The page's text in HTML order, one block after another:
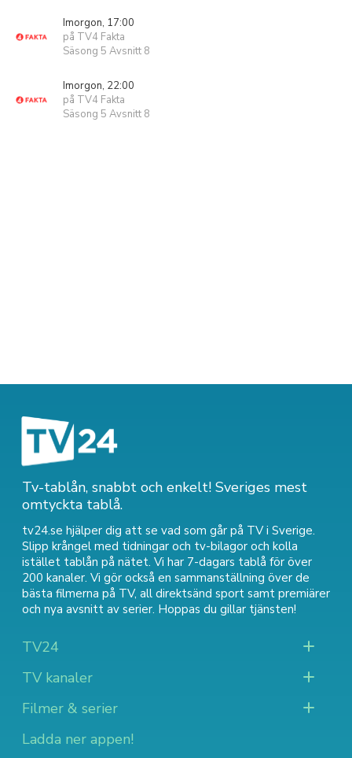
Imorgon, 17:00
på TV4 Fakta
Säsong 5 Avsnitt 8
Imorgon, 22:00
på TV4 Fakta
Säsong 5 Avsnitt 8
Tv-tablån, snabbt och enkelt! Sveriges mest
omtyckta tablå.
tv24.se hjälper dig att se vad som går på TV i Sverige.
Slipp krångel med tidningar och tv-bilagor och kolla
istället tablån på nätet. Vi har 7-dagars tablå för över
200 kanaler. Vi gör också en sammanställning över de
bästa filmerna på TV, all direktsänd sport samt premiärer
och nya avsnitt av serier. Hoppas du gillar tjänsten!
TV24
TV kanaler
Filmer & serier
Ladda ner appen!